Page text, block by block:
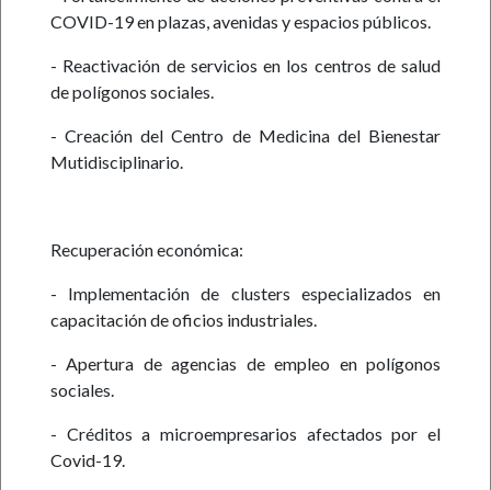
COVID-19 en plazas, avenidas y espacios públicos.
- Reactivación de servicios en los centros de salud
de polígonos sociales.
- Creación del Centro de Medicina del Bienestar
Mutidisciplinario.
Recuperación económica:
- Implementación de clusters especializados en
capacitación de oficios industriales.
- Apertura de agencias de empleo en polígonos
sociales.
- Créditos a microempresarios afectados por el
Covid-19.